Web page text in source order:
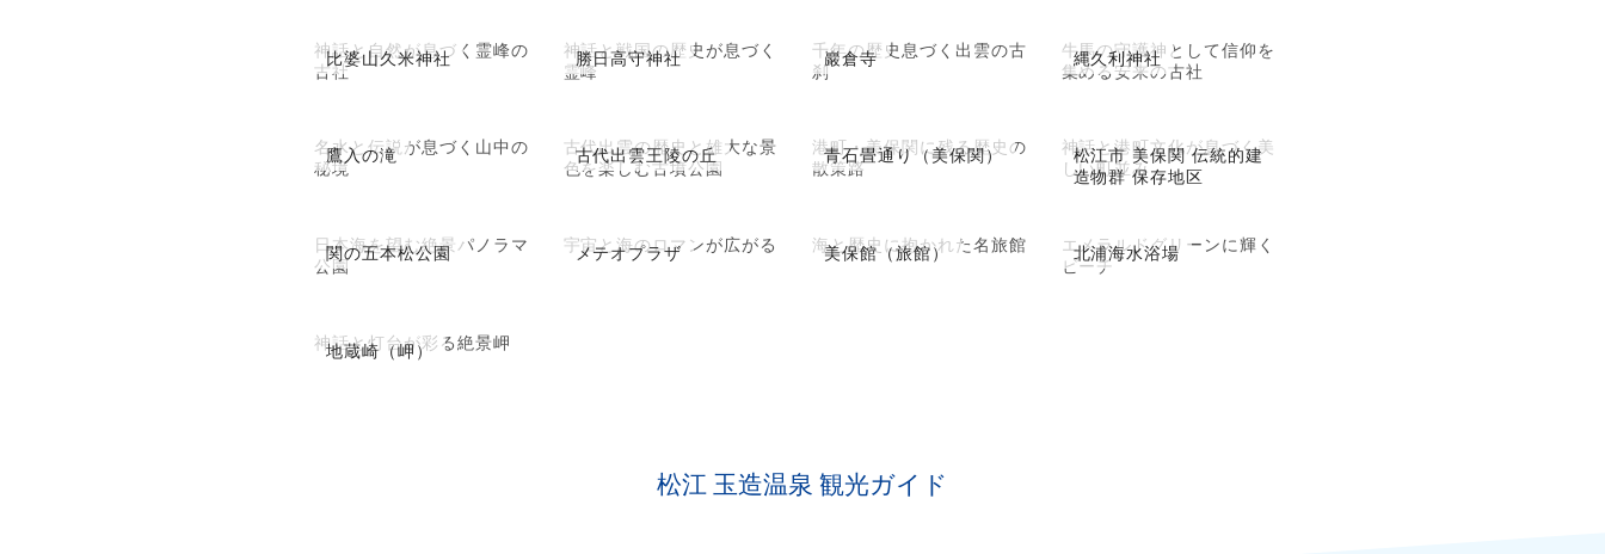
比婆山久米神社
神話と自然が息づく霊峰の
古社
勝日高守神社
神話と戦国の歴史が息づく
霊峰
巖倉寺
千年の歴史息づく出雲の古
刹
縄久利神社
牛馬の守護神として信仰を
集める安来の古社
鷹入の滝
名水と伝説が息づく山中の
秘境
古代出雲王陵の丘
古代出雲の歴史と雄大な景
色を楽しむ古墳公園
青石畳通り（美保関）
港町・美保関に残る歴史の
散策路
松江市 美保関 伝統的建
造物群 保存地区
神話と港町文化が息づく美
しい町並み
関の五本松公園
日本海を望む絶景パノラマ
公園
メテオプラザ
宇宙と海のロマンが広がる 美保館（旅館）
海と歴史に抱かれた名旅館 北浦海水浴場
エメラルドグリーンに輝く
ビーチ
地蔵崎（岬）
神話と灯台が彩る絶景岬
松江 玉造温泉 観光ガイド